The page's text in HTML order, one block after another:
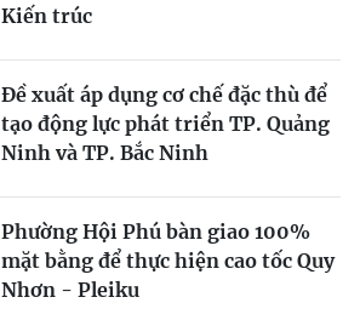
Kiến trúc
Đề xuất áp dụng cơ chế đặc thù để
tạo động lực phát triển TP. Quảng
Ninh và TP. Bắc Ninh
Phường Hội Phú bàn giao 100%
mặt bằng để thực hiện cao tốc Quy
Nhơn - Pleiku